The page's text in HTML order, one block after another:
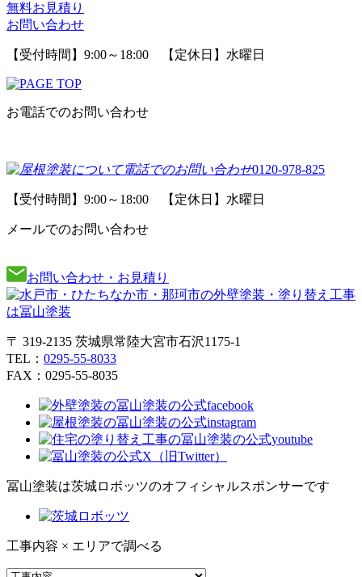
無料お見積り
お問い合わせ
【受付時間】9:00～18:00 【定休日】水曜日
お電話でのお問い合わせ
0120-978-825
【受付時間】9:00～18:00 【定休日】水曜日
メールでのお問い合わせ
お問い合わせ・お見積り
〒 319-2135 茨城県常陸大宮市石沢1175-1
TEL： 0295-55-8033
FAX：0295-55-8035
冨山塗装は茨城ロボッツのオフィシャルスポンサーです
工事内容 × エリアで調べる